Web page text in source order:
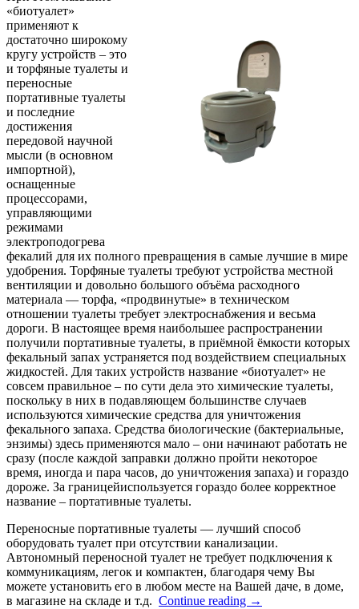
«биотуалет»
применяют к
достаточно широкому
кругу устройств – это
и торфяные туалеты и
переносные
портативные туалеты
и последние
достижения
передовой научной
мысли (в основном
импортной),
оснащенные
процессорами,
управляющими
режимами
электроподогрева
фекалий для их полного превращения в самые лучшие в мире
удобрения. Торфяные туалеты требуют устройства местной
вентиляции и довольно большого объёма расходного
материала — торфа, «продвинутые» в техническом
отношении туалеты требует электроснабжения и весьма
дороги. В настоящее время наибольшее распространении
получили портативные туалеты, в приёмной ёмкости которых
фекальный запах устраняется под воздействием специальных
жидкостей. Для таких устройств название «биотуалет» не
совсем правильное – по сути дела это химические туалеты,
поскольку в них в подавляющем большинстве случаев
используются химические средства для уничтожения
фекального запаха. Средства биологические (бактериальные,
энзимы) здесь применяются мало – они начинают работать не
сразу (после каждой заправки должно пройти некоторое
время, иногда и пара часов, до уничтожения запаха) и гораздо
дороже. За границейиспользуется гораздо более корректное
название – портативные туалеты.
Переносные портативные туалеты — лучший способ
оборудовать туалет при отсутствии канализации.
Автономный переносной туалет не требует подключения к
коммуникациям, легок и компактен, благодаря чему Вы
можете установить его в любом месте на Вашей даче, в доме,
в магазине на складе и т.д. Continue reading →